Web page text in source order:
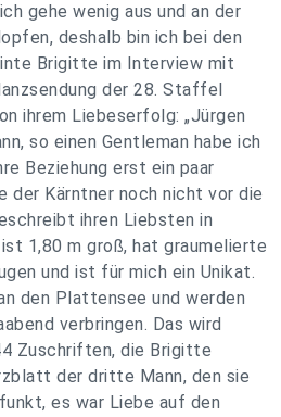
gehe wenig aus und an der
deshalb bin ich bei den
Brigitte im Interview mit
der 28. Staffel
ihrem Liebeserfolg: „Jürgen
so einen Gentleman habe ich
Beziehung erst ein paar
der Kärntner noch nicht vor die
ihren Liebsten in
1,80 m groß, hat graumelierte
und ist für mich ein Unikat.
den Plattensee und werden
verbringen. Das wird
Zuschriften, die Brigitte
der dritte Mann, den sie
es war Liebe auf den